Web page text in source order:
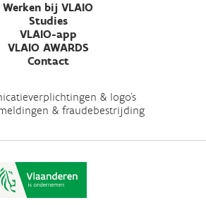
Werken bij VLAIO
Studies
VLAIO-app
VLAIO AWARDS
Contact
& logo's
& fraudebestrijding